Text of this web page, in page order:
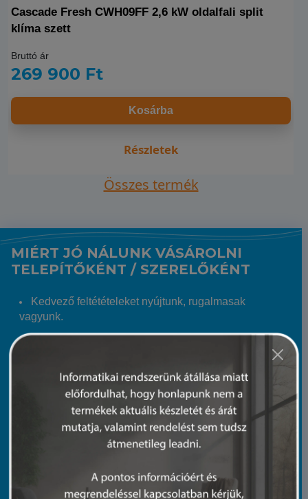
Cascade Fresh CWH09FF 2,6 kW oldalfali split
klíma szett
Bruttó ár
269 900 Ft
Kosárba
Részletek
Összes termék
MIÉRT JÓ NÁLUNK VÁSÁROLNI
TELEPÍTŐKÉNT / SZERELŐKÉNT
Kedvező feltétételeket nyújtunk, rugalmasak
vagyunk.
Regisztrált telepítő / szerelő Partnereinknek kedvező
árat és csak nekik szóló akciókat biztosítunk.
Hatalmas árukészletünkből szinte garantált, hogy a
keresett terméket 24 órán belül eljuttatjuk Hozzád.
20 évnyi tapasztalatunkkal és műszaki hátterünkkel